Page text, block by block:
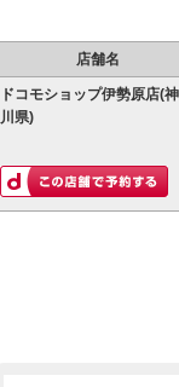
店舗名
ドコモショップ伊勢原店(
川県)